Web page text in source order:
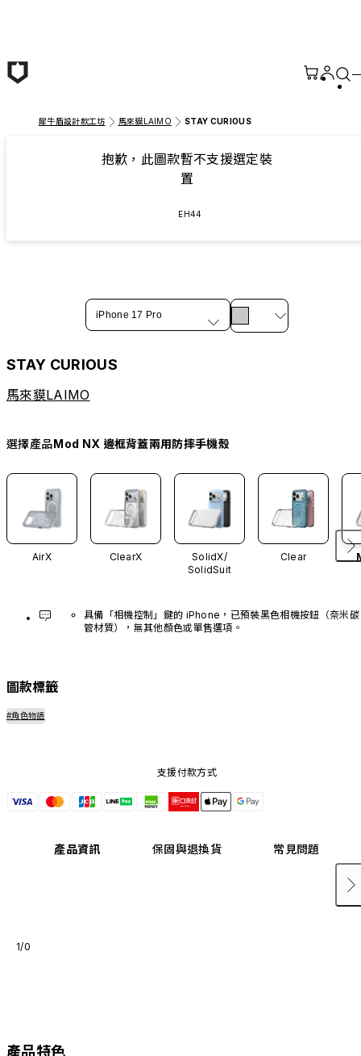
犀牛盾設計款工坊 馬來貘LAIMO STAY CURIOUS
抱歉，此圖款暫不支援選定裝
置
EH44
iPhone 17 Pro
STAY CURIOUS
馬來貘LAIMO
選擇產品Mod NX 邊框背蓋兩用防摔手機殼
AirX ClearX
SolidX/
SolidSuit
Clear
具備「相機控制」鍵的 iPhone，已預裝黑色相機按鈕（奈米碳
管材質），無其他顏色或單售選項。
圖款標籤
#角色物語
支援付款方式
產品資訊 保固與退換貨 常見問題
1/0
產品特色